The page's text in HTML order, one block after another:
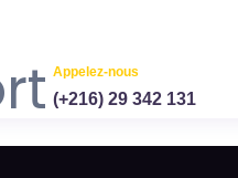
Appelez-nous
(+216) 29 342 131